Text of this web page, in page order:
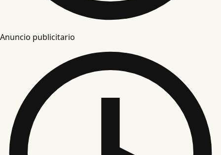
Anuncio publicitario